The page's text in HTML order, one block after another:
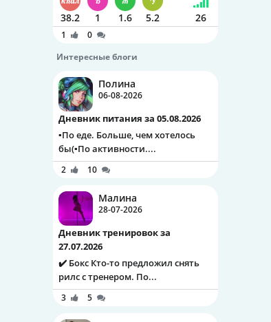
38.2 1 1.6 5.2 26
1
0
Интересные блоги
Полина
06-08-2026
Дневник питания за 05.08.2026
▪️По еде. Больше, чем хотелось
бы(▪️По активности....
2 10
Малина
28-07-2026
Дневник тренировок за
27.07.2026
✔️ Бокс Кто-то предложил снять
рилс с тренером. По...
3 5